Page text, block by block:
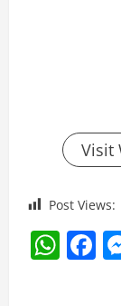
Visit
Post Views: